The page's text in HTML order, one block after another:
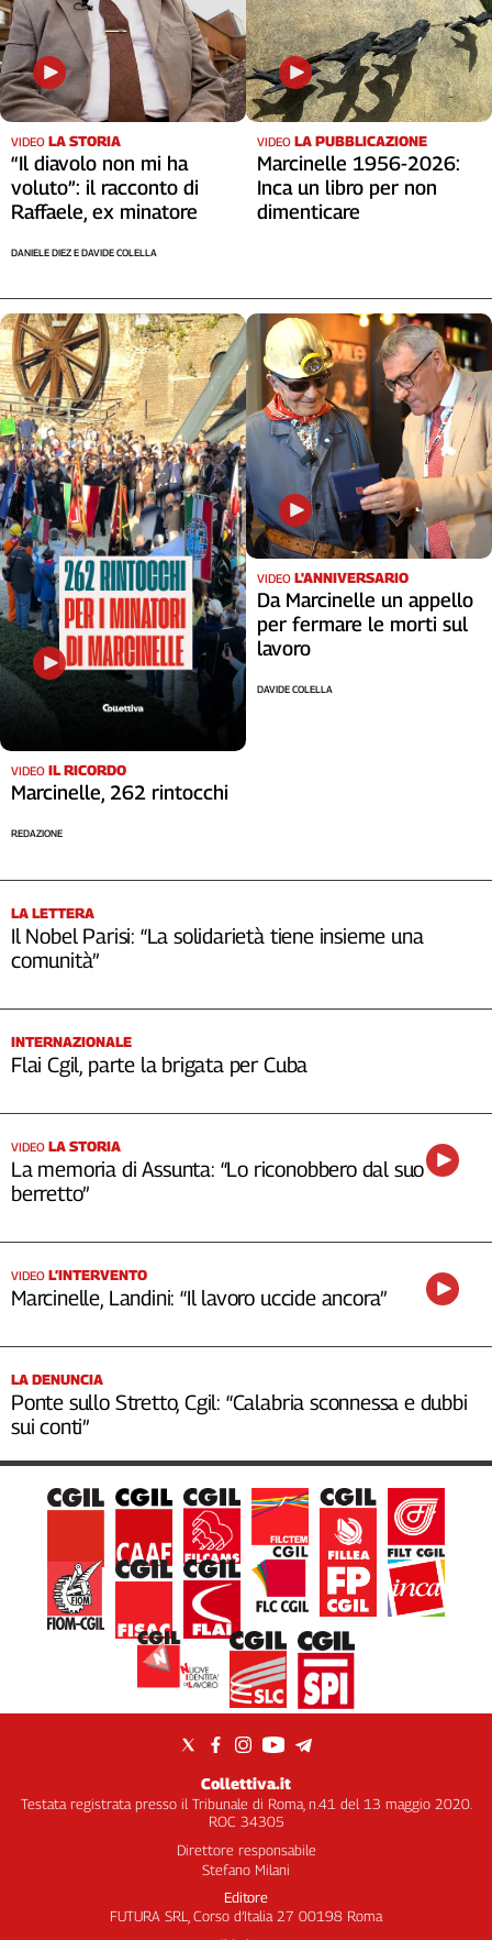
VIDEO LA STORIA
“Il diavolo non mi ha
voluto”: il racconto di
Raffaele, ex minatore
DANIELE DIEZ E DAVIDE COLELLA
VIDEO LA PUBBLICAZIONE
Marcinelle 1956-2026:
Inca un libro per non
dimenticare
VIDEO IL RICORDO
Marcinelle, 262 rintocchi
REDAZIONE
VIDEO L'ANNIVERSARIO
Da Marcinelle un appello
per fermare le morti sul
lavoro
DAVIDE COLELLA
LA LETTERA
Il Nobel Parisi: “La solidarietà tiene insieme una
comunità”
INTERNAZIONALE
Flai Cgil, parte la brigata per Cuba
VIDEO LA STORIA
La memoria di Assunta: “Lo riconobbero dal suo
berretto”
VIDEO L’INTERVENTO
Marcinelle, Landini: “Il lavoro uccide ancora”
LA DENUNCIA
Ponte sullo Stretto, Cgil: “Calabria sconnessa e dubbi
sui conti”
Collettiva.it
Testata registrata presso il Tribunale di Roma, n.41 del 13 maggio 2020.
ROC 34305
Direttore responsabile
Stefano Milani
Editore
FUTURA SRL, Corso d’Italia 27 00198 Roma